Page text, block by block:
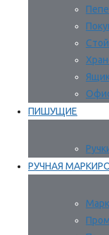
ПИШУЩИЕ
РУЧНАЯ